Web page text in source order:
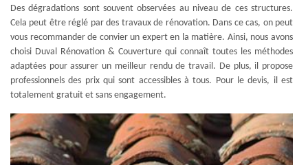
Des dégradations sont souvent observées au niveau de ces structures.
Cela peut être réglé par des travaux de rénovation. Dans ce cas, on peut
vous recommander de convier un expert en la matière. Ainsi, nous avons
choisi Duval Rénovation & Couverture qui connaît toutes les méthodes
adaptées pour assurer un meilleur rendu de travail. De plus, il propose
professionnels des prix qui sont accessibles à tous. Pour le devis, il est
totalement gratuit et sans engagement.